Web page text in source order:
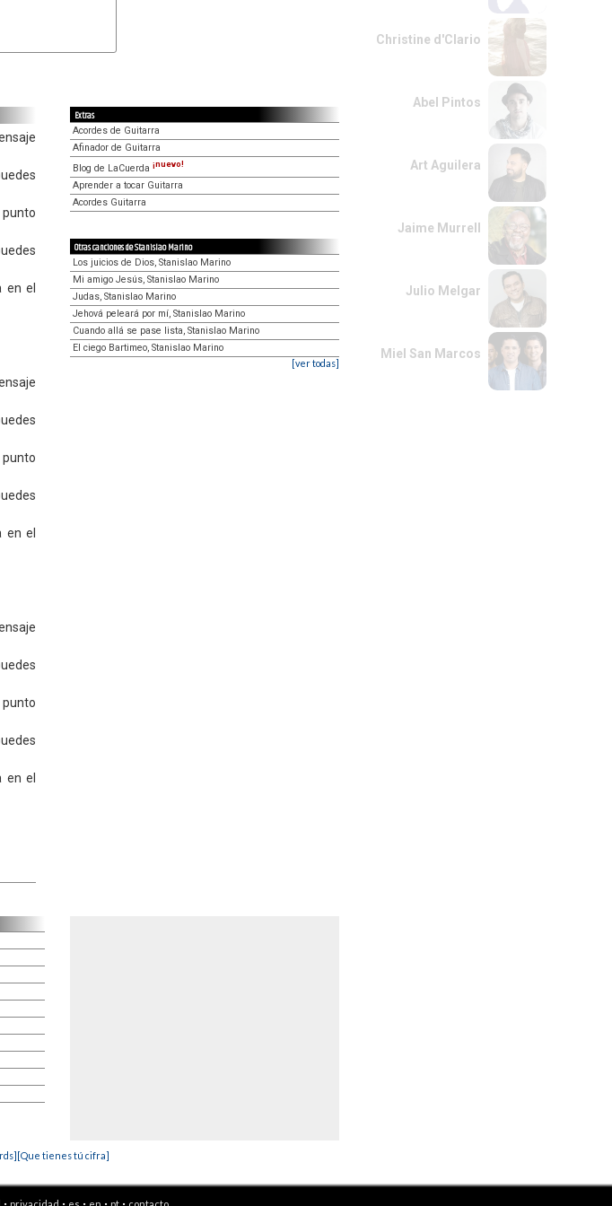
en el
en el
en el
Extras
Acordes de Guitarra
Afinador de Guitarra
Blog de LaCuerda ¡nuevo!
Aprender a tocar Guitarra
Acordes Guitarra
Otras canciones de Stanislao Marino
Los juicios de Dios, Stanislao Marino
Mi amigo Jesús, Stanislao Marino
Judas, Stanislao Marino
Jehová peleará por mí, Stanislao Marino
Cuando allá se pase lista, Stanislao Marino
El ciego Bartimeo, Stanislao Marino
[ver todas]
[Que tienes tú cifra]
Christine d'Clario
Abel Pintos
Art Aguilera
Jaime Murrell
Julio Melgar
Miel San Marcos
· · · · ·